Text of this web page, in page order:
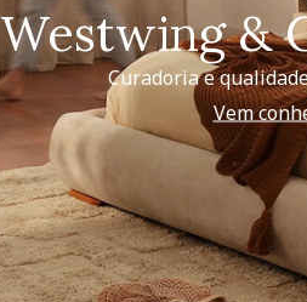
Westwing &
Curadoria e
Vem